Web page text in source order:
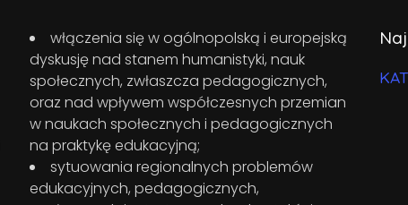
włączenia się w ogólnopolską i europejską
dyskusję nad stanem humanistyki, nauk
społecznych, zwłaszcza pedagogicznych,
oraz nad wpływem współczesnych przemian
w naukach społecznych i pedagogicznych
na praktykę edukacyjną;
sytuowania regionalnych problemów
edukacyjnych, pedagogicznych,